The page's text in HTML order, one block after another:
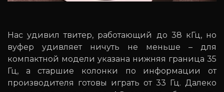
Нас удивил твитер, работающий до 38 кГц, но
вуфер удивляет ничуть не меньше – для
компактной модели указана нижняя граница 35
Гц, а старшие колонки по информации от
производителя готовы играть от 33 Гц. Далеко